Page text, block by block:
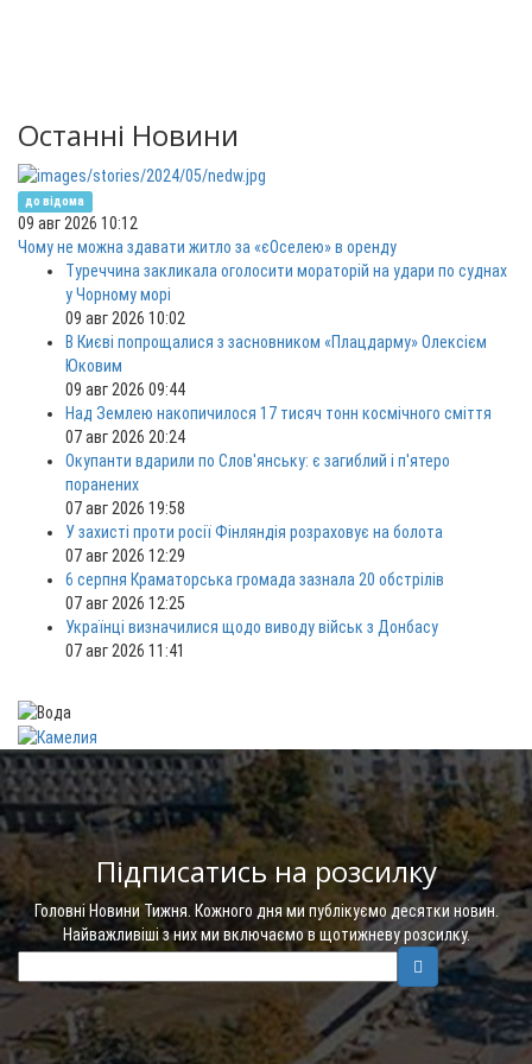
Останні Новини
до відома
09 авг 2026 10:12
Чому не можна здавати житло за «єОселею» в оренду
Туреччина закликала оголосити мораторій на удари по суднах
у Чорному морі
09 авг 2026 10:02
В Києві попрощалися з засновником «Плацдарму» Олексієм
Юковим
09 авг 2026 09:44
Над Землею накопичилося 17 тисяч тонн космічного сміття
07 авг 2026 20:24
Окупанти вдарили по Слов'янську: є загиблий і п'ятеро
поранених
07 авг 2026 19:58
У захисті проти росії Фінляндія розраховує на болота
07 авг 2026 12:29
6 серпня Краматорська громада зазнала 20 обстрілів
07 авг 2026 12:25
Українці визначилися щодо виводу військ з Донбасу
07 авг 2026 11:41
Підписатись на розсилку
Головні Новини Тижня. Кожного дня ми публікуємо десятки новин.
Найважливіші з них ми включаємо в щотижневу розсилку.